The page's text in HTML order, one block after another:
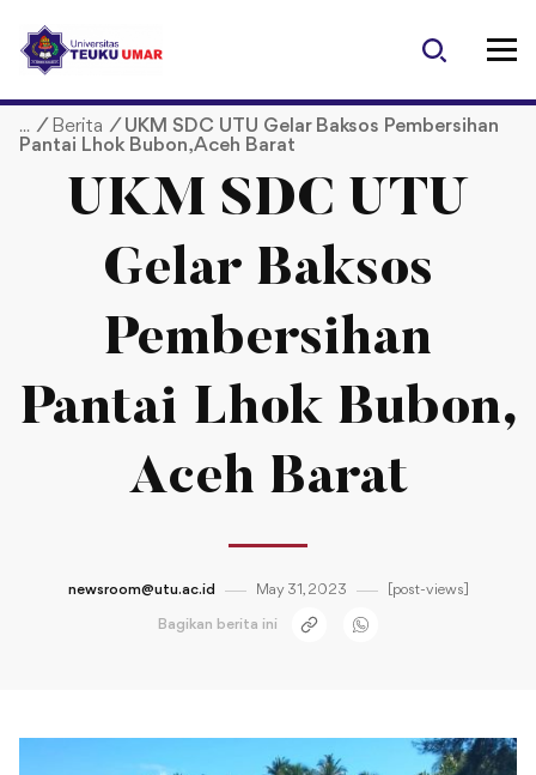
p
/ Berita / UKM SDC UTU Gelar Baksos Pembersihan
Pantai Lhok Bubon, Aceh Barat
UKM SDC UTU
Gelar Baksos
Pembersihan
Pantai Lhok Bubon,
Aceh Barat
newsroom@utu.ac.id May 31, 2023 [post-views]
Bagikan berita ini